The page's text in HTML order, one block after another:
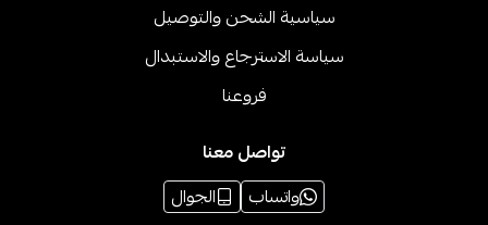
سياسية الشحن والتوصيل
سياسة الاسترجاع والاستبدال
فروعنا
تواصل معنا
واتساب
الجوال